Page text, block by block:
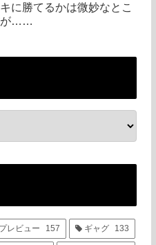
に勝てるかは微妙なとこ
が……
レビュー 157 ギャグ 133